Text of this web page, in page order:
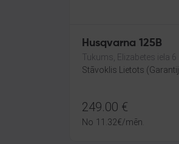
Husqvarna 125B
Tukums, Elizabetes iela 6
Stāvoklis Lietots
249.00 €
No 11.32€/mēn.